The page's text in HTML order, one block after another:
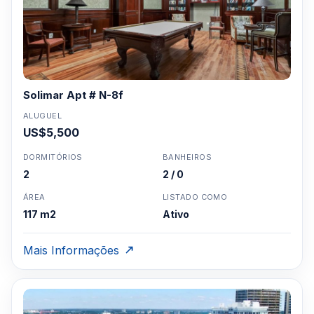
Solimar Apt # N-8f
ALUGUEL
US$5,500
DORMITÓRIOS
2
BANHEIROS
2 / 0
ÁREA
117 m2
LISTADO COMO
Ativo
Mais Informações